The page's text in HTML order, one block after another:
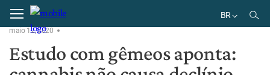
BR
DE
Home Fisiologia
maio 12, 2020
Estudo com gêmeos aponta: